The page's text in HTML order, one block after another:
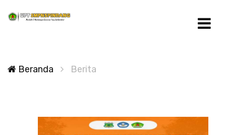
Beranda Berita